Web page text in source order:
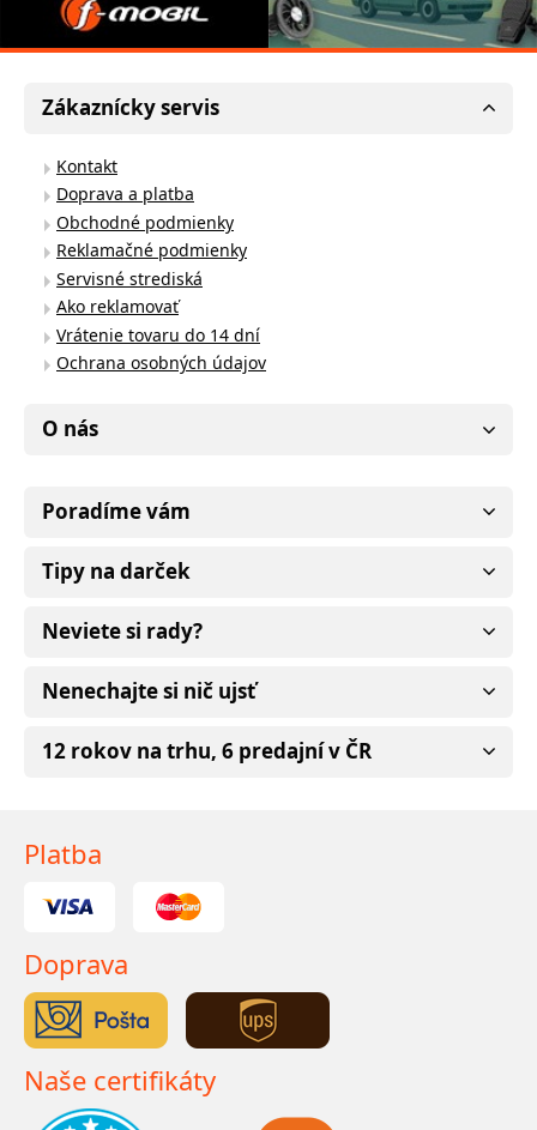
Zákaznícky servis
Kontakt
Doprava a platba
Obchodné podmienky
Reklamačné podmienky
Servisné strediská
Ako reklamovať
Vrátenie tovaru do 14 dní
Ochrana osobných údajov
O nás
Poradíme vám
Tipy na darček
Neviete si rady?
Nenechajte si nič ujsť
12 rokov na trhu, 6 predajní v ČR
Platba
Doprava
Naše certifikáty